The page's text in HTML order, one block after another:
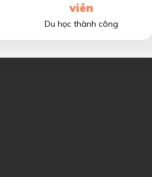
viên
Du học thành công